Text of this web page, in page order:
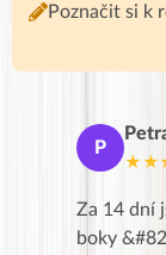
Poznačit si k
P
Za 14 dní
boky